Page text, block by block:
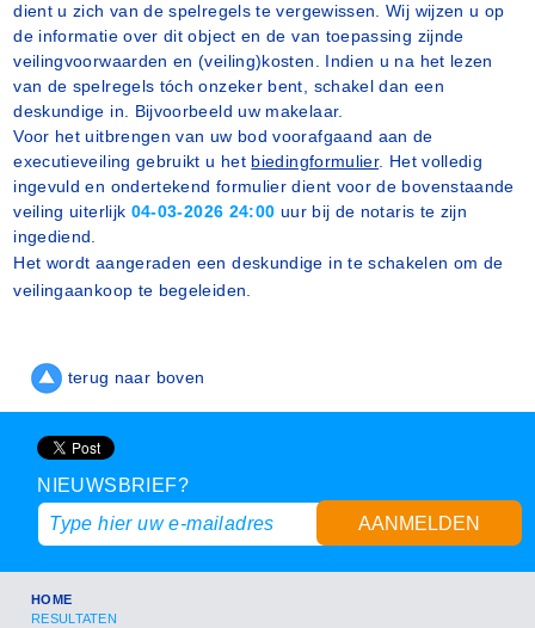
dient u zich van de spelregels te vergewissen. Wij wijzen u op
de informatie over dit object en de van toepassing zijnde
veilingvoorwaarden en (veiling)kosten. Indien u na het lezen
van de spelregels tóch onzeker bent, schakel dan een
deskundige in. Bijvoorbeeld uw makelaar.
Voor het uitbrengen van uw bod voorafgaand aan de
executieveiling gebruikt u het biedingformulier. Het volledig
ingevuld en ondertekend formulier dient voor de bovenstaande
veiling uiterlijk 04-03-2026 24:00 uur bij de notaris te zijn
ingediend.
Het wordt aangeraden een deskundige in te schakelen om de
veilingaankoop te begeleiden.
terug naar boven
NIEUWSBRIEF?
AANMELDEN
HOME
RESULTATEN